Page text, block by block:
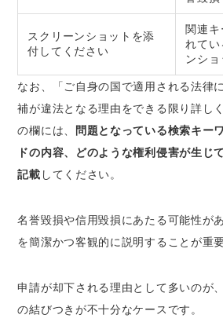
スクリーンショットを添
付してください
関連キ
れてい
ンシ
なお、「ご自身の国で適用される法律
補が違法となる理由をできる限り詳し
の欄には、
問題となっている検索キー
ドの内容、どのような権利侵害が生じ
記載 してください。
名誉毀損や信用毀損にあたる可能性が
を簡潔かつ客観的に説明することが重要
申請が却下される理由として多いのが
の結びつきが不十分なケースです。